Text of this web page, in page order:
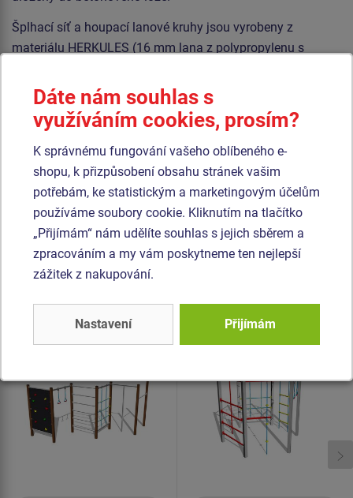
Šplhací síť a houpací lanové kruhy jsou vyrobeny z
materiálu HERKULES (16 mm lana z polypropylenu s
spojována plastovými spoji. Lezecká stěna je vyrobena z
HPL (vysokotlaký laminát opatřený protiskluzem, který se
vyznačuje vysokou barevnou stálostí, odolností proti
poškrábání a odolností proti vodě). Horolezecké chyty jsou
vyrobeny z polyesteru, to zaručuje dlouhou životnost,
stálobarevnost i šetrný povrch pro kůži na rukou. Veškerý
spojovací materiál je pozinkovaný nebo nerezový.
Podobnézboží
Produkt - SSE-8610K-20
Šplhací sestava -
celokovová
Produkt - SSE-8703K-20
Šplhací sestava -
celokovová
Dáte nám souhlas s
využíváním cookies, prosím?
K správnému fungování vašeho oblíbeného e-
shopu, k přizpůsobení obsahu stránek vašim
potřebám, ke statistickým a marketingovým účelům
používáme soubory cookie. Kliknutím na tlačítko
„Přijímám“ nám udělíte souhlas s jejich sběrem a
zpracováním a my vám poskytneme ten nejlepší
zážitek z nakupování.
Nastavení Přijímám